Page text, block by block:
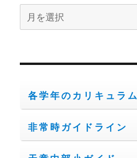
ー
イ
各学年のカリキュラム
非常時ガイドライン